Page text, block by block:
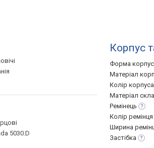
5030.D
Корпус
Форма
Матеріал
Колір корпуса
Матеріал скла
Ремінець
Колір ремінця
Ширина
Застібка